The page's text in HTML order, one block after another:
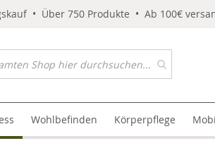
• Über 750 Produkte • Ab 100€
Wohlbefinden Körperpflege